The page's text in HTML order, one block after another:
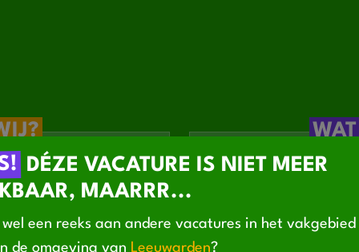
onder de knie krijgt
en hecht
Technisch inzicht
Je kunt
KENNISMAKING VOORSTELLEN
DÉZE VACATURE IS NIET MEER
MAARRR...
wel een reeks aan andere vacatures in het vakgebied
de omgeving van Leeuwarden?